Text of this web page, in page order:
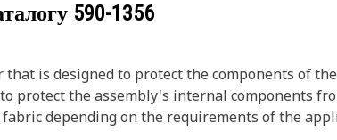
590-1356
that is designed to protect the components of
protect the assembly's internal components
depending on the requirements of the